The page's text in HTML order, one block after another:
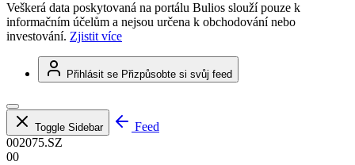
Veškerá data poskytovaná na portálu Bulios slouží pouze k
informačním účelům a nejsou určena k obchodování nebo
investování. Zjistit více
Přihlásit se Přizpůsobte si svůj feed
Toggle Sidebar
Feed
002075.SZ
00